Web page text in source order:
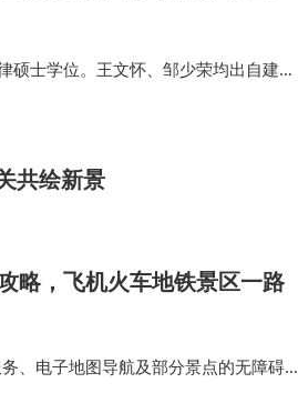
士学位。王文怀、邹少荣均出自建发
率为125.00%，综合偿付能力充足率
共绘新景
略，飞机火车地铁景区一路
、电子地图导航及部分景点的无障碍信